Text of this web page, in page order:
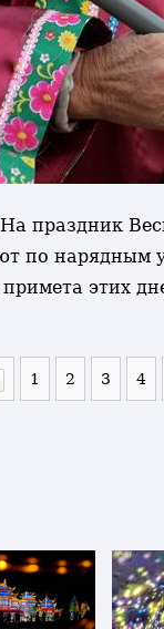
праздник
по
этих
1 2 3 4